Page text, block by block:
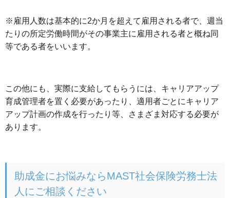
※雇用人数は基本的に2か月を超えて雇用される者で、週当
たりの所定労働時間がその事業主に雇用される者と概ね同
等である者をいいます。
この他にも、実際に支給してもらうには、キャリアアップ
育成管理者を置く必要があったり、適用者ごとにキャリア
アップ計画の作成を行ったり等、さまざま対応する必要が
あります。
助成金にお悩みならMAST社会保険労務士法
人にご相談ください